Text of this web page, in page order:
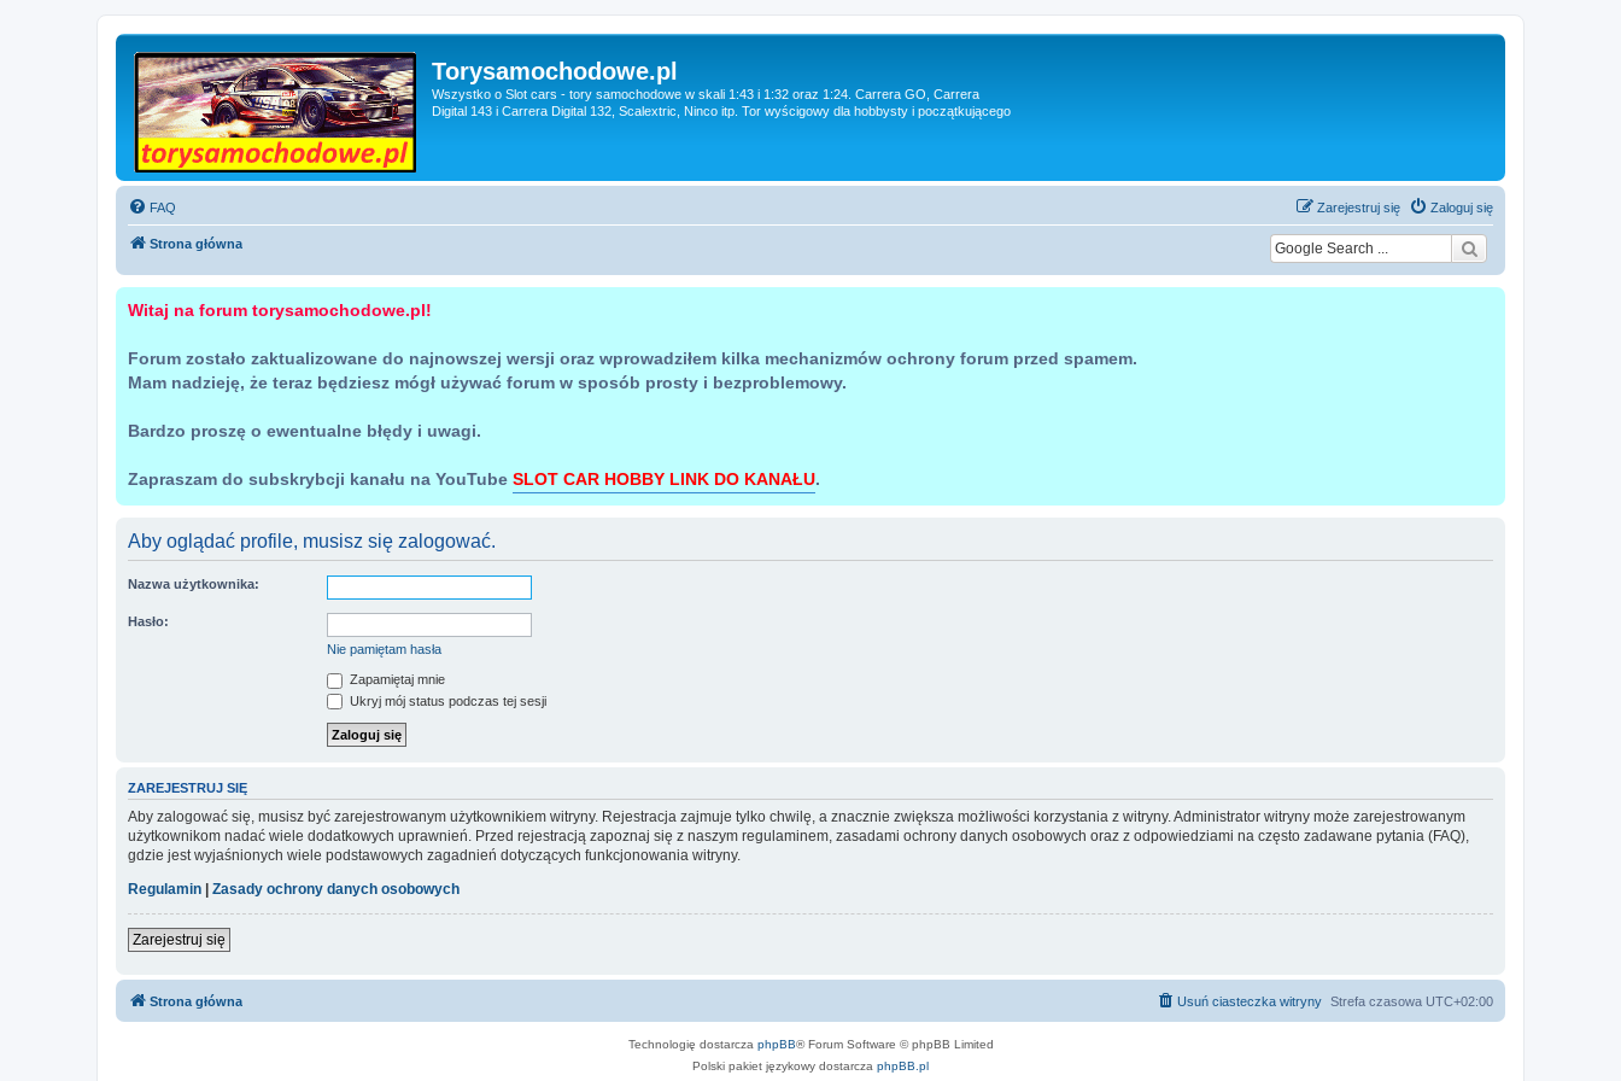
Torysamochodowe.pl
Wszystko o Slot cars - tory samochodowe w skali 1:43 i 1:32 oraz 1:24. Carrera GO, Carrera
Digital 143 i Carrera Digital 132, Scalextric, Ninco itp. Tor wyścigowy dla hobbysty i początkującego
FAQ Zaloguj się
Zarejestruj się
Strona główna
Witaj na forum torysamochodowe.pl!
Forum zostało zaktualizowane do najnowszej wersji oraz wprowadziłem kilka mechanizmów ochrony forum przed spamem.
Mam nadzieję, że teraz będziesz mógł używać forum w sposób prosty i bezproblemowy.
Bardzo proszę o ewentualne błędy i uwagi.
Zapraszam do subskrybcji kanału na YouTube SLOT CAR HOBBY LINK DO KANAŁU.
Aby oglądać profile, musisz się zalogować.
Nazwa użytkownika:
Hasło:
Nie pamiętam hasła
Zapamiętaj mnie
Ukryj mój status podczas tej sesji
ZAREJESTRUJ SIĘ
Aby zalogować się, musisz być zarejestrowanym użytkownikiem witryny. Rejestracja zajmuje tylko chwilę, a znacznie zwiększa możliwości korzystania z witryny. Administrator witryny może zarejestrowanym
użytkownikom nadać wiele dodatkowych uprawnień. Przed rejestracją zapoznaj się z naszym regulaminem, zasadami ochrony danych osobowych oraz z odpowiedziami na często zadawane pytania (FAQ),
gdzie jest wyjaśnionych wiele podstawowych zagadnień dotyczących funkcjonowania witryny.
Regulamin | Zasady ochrony danych osobowych
Zarejestruj się
Strona główna Strefa czasowa UTC+02:00
Usuń ciasteczka witryny
Technologię dostarcza phpBB® Forum Software © phpBB Limited
Polski pakiet językowy dostarcza phpBB.pl